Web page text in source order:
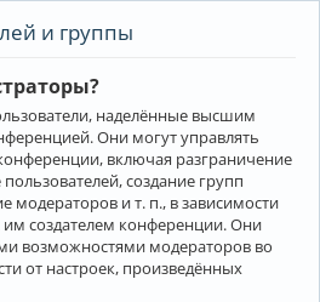
и группы
наделённые высшим
Они могут управлять
включая разграничение
создание групп
модераторов и т. п., в зависимости
им создателем конференции. Они
возможностями модераторов во
от настроек, произведённых